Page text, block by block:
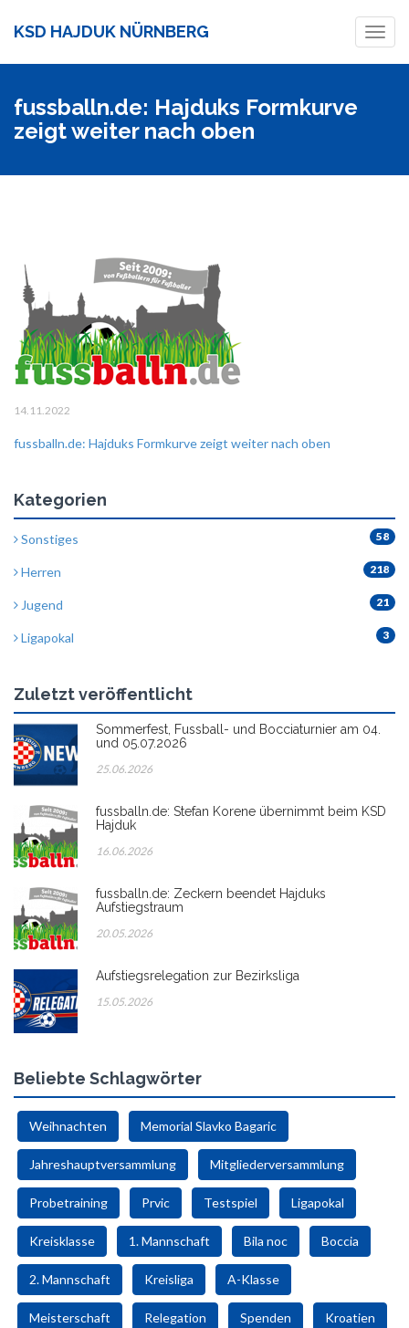
KSD HAJDUK NÜRNBERG
fussballn.de: Hajduks Formkurve
zeigt weiter nach oben
14.11.2022
fussballn.de: Hajduks Formkurve zeigt weiter nach oben
Kategorien
Sonstiges 58
Herren 218
Jugend 21
Ligapokal 3
Zuletzt veröffentlicht
Sommerfest, Fussball- und Bocciaturnier am 04.
und 05.07.2026
25.06.2026
fussballn.de: Stefan Korene übernimmt beim KSD
Hajduk
16.06.2026
fussballn.de: Zeckern beendet Hajduks
Aufstiegstraum
20.05.2026
Aufstiegsrelegation zur Bezirksliga
15.05.2026
Beliebte Schlagwörter
Weihnachten Memorial Slavko Bagaric
Jahreshauptversammlung Mitgliederversammlung
Probetraining Prvic Testspiel Ligapokal
Kreisklasse 1. Mannschaft Bila noc Boccia
2. Mannschaft Kreisliga A-Klasse
Meisterschaft Relegation Spenden Kroatien